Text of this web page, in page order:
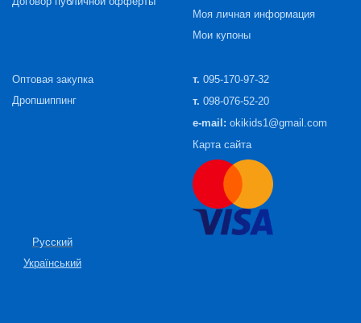
Моя личная информация
Мои купоны
Оптовая закупка
Дропшиппинг
т. 095-170-97-32
т. 098-076-52-20
e-mail: okikids1@gmail.com
Карта сайта
Русский
Український